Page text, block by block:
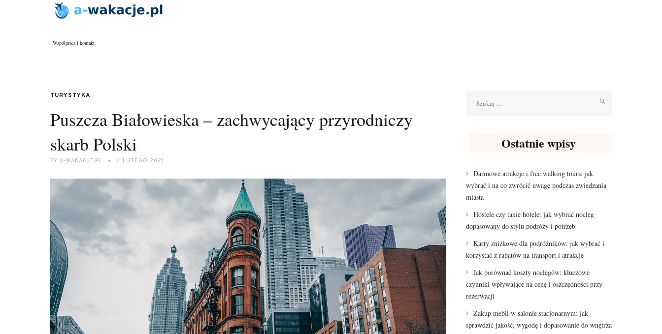
Współpraca i kontakt
TURYSTYKA
Puszcza Białowieska – zachwycający przyrodniczy
skarb Polski
BY A-WAKACJE.PL 4 LUTEGO 2021
Ostatnie wpisy
Darmowe atrakcje i free walking tours: jak
wybrać i na co zwrócić uwagę podczas zwiedzania
miasta
Hostele czy tanie hotele: jak wybrać nocleg
dopasowany do stylu podróży i potrzeb
Karty zniżkowe dla podróżników: jak wybrać i
korzystać z rabatów na transport i atrakcje
Jak porównać koszty noclegów: kluczowe
czynniki wpływające na cenę i oszczędności przy
rezerwacji
Zakup mebli w salonie stacjonarnym: jak
sprawdzić jakość, wygodę i dopasowanie do wnętrza